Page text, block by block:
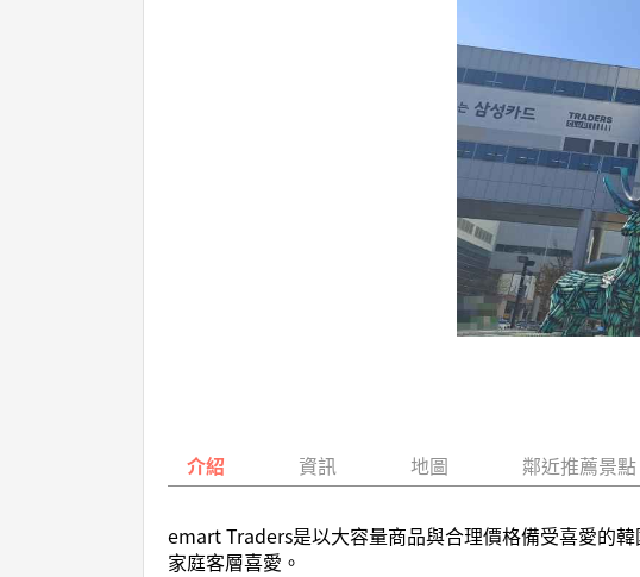
介紹 資訊 地圖 鄰近推薦景點
emart Traders是以大容量商品與合理價格備受喜愛的
家庭客層喜愛。